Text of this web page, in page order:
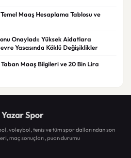
Maaş Hesaplama Tablosu ve
Onayladı: Yüksek Aidatlara
Yasasında Köklü Değişiklikler
Maaş Bilgileri ve 20 Bin Lira
Yazar Spor
voleybol, tenis ve tüm spor dallarından son
maç sonuçları, puan durumu